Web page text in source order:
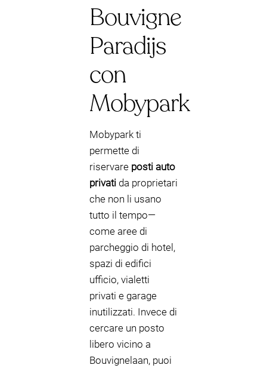
Bouvigne
Paradijs
con
Mobypark
Mobypark ti
permette di
riservare posti auto
privati da proprietari
che non li usano
tutto il tempo—
come aree di
parcheggio di hotel,
spazi di edifici
ufficio, vialetti
privati e garage
inutilizzati. Invece di
cercare un posto
libero vicino a
Bouvignelaan, puoi